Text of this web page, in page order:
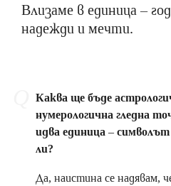
Влизаме в единица –
надежди и мечти.
Каква ще бъде
нумерологична гледна
идва единица –
ли?
Да, наистина се надявам,